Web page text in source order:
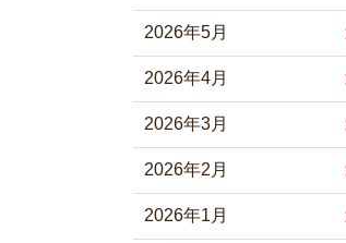
2026年5月
2026年4月
2026年3月
2026年2月
2026年1月